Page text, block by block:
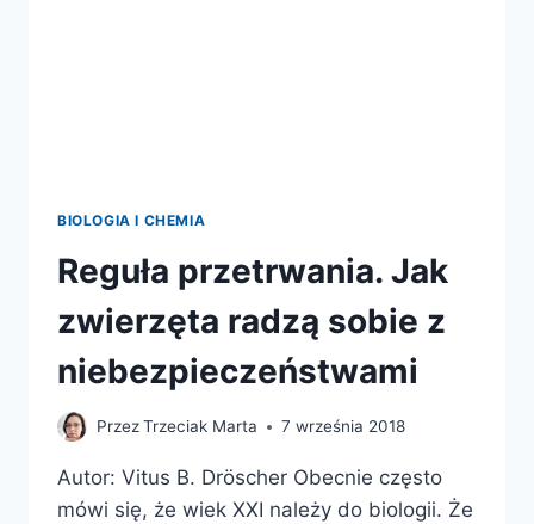
BIOLOGIA I CHEMIA
Reguła przetrwania. Jak
zwierzęta radzą sobie z
niebezpieczeństwami
PrzezTrzeciak Marta 7 września 2018
Autor: Vitus B. Dröscher Obecnie często
mówi się, że wiek XXI należy do biologii. Że